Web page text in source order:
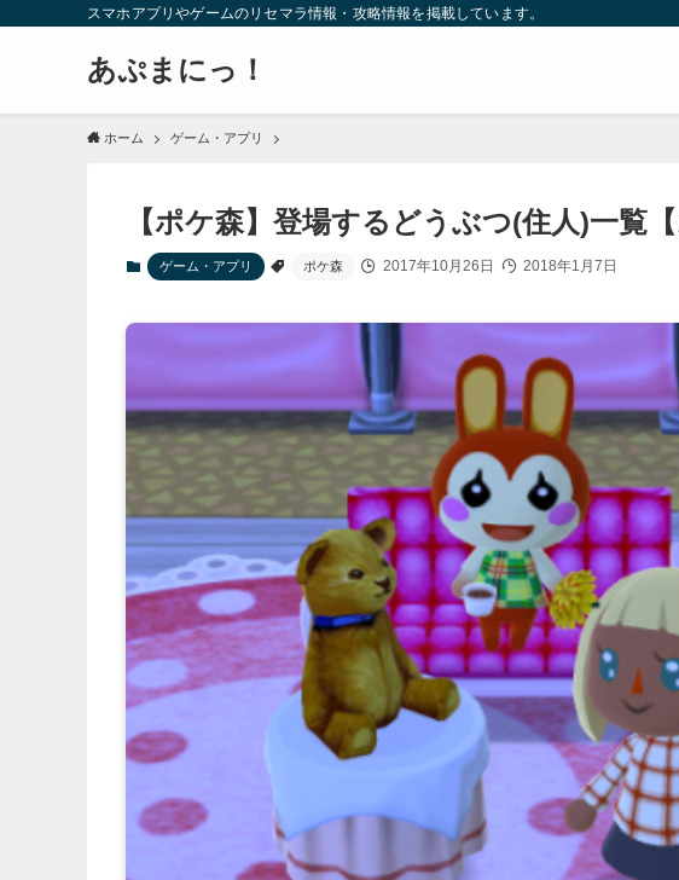
スマホアプリやゲームのリセマラ情報・攻略情報を掲載しています。
あぷまにっ！
ホーム ゲーム・アプリ
【ポケ森】登場するどうぶつ(住人)一覧
ゲーム・アプリ ポケ森 2017年10月26日 2018年1月7日